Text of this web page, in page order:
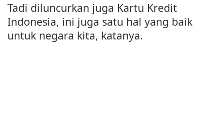
Tadi diluncurkan juga Kartu Kredit
Indonesia, ini juga satu hal yang baik
untuk negara kita, katanya.